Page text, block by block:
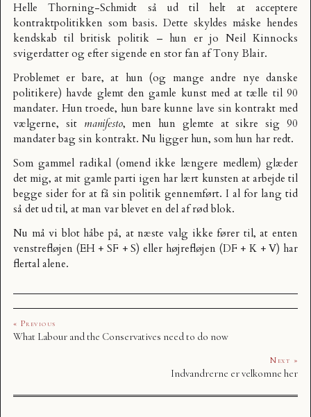
Helle Thorning-Schmidt så ud til helt at acceptere
kontraktpolitikken som basis. Dette skyldes måske hendes
kendskab til britisk politik – hun er jo Neil Kinnocks
svigerdatter og efter sigende en stor fan af Tony Blair.
Problemet er bare, at hun (og mange andre nye danske
politikere) havde glemt den gamle kunst med at tælle til 90
mandater. Hun troede, hun bare kunne lave sin kontrakt med
vælgerne, sit manifesto, men hun glemte at sikre sig 90
mandater bag sin kontrakt. Nu ligger hun, som hun har redt.
Som gammel radikal (omend ikke længere medlem) glæder
det mig, at mit gamle parti igen har lært kunsten at arbejde til
begge sider for at få sin politik gennemført. I al for lang tid
så det ud til, at man var blevet en del af rød blok.
Nu må vi blot håbe på, at næste valg ikke fører til, at enten
venstrefløjen (EH + SF + S) eller højrefløjen (DF + K + V) har
flertal alene.
« Previous
What Labour and the Conservatives need to do now
Next »
Indvandrerne er velkomne her